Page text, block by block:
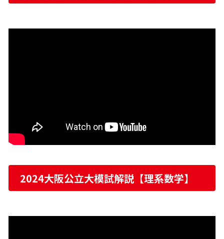
2024大阪公立大模試解説【理系数学】